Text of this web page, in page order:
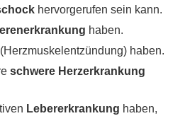
hervorgerufen sein kann.
haben.
haben.
schwere Herzerkrankung
Lebererkrankung haben,